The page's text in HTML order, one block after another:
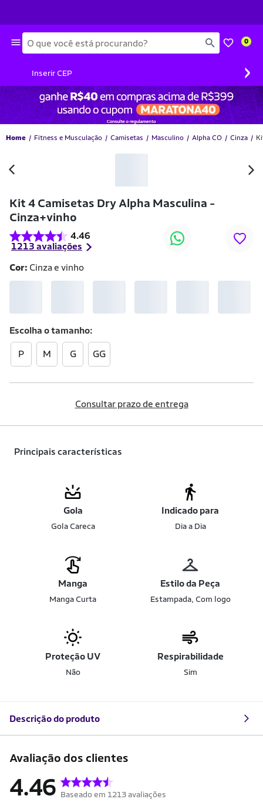
Busca 0
Inserir CEP ›
Home Fitness e Musculação Camisetas Masculino Alpha CO Cinza
Kit 4 Camisetas Dry Alpha Masculina -
Cinza+vinho
4.46
1213 avaliações
Cor: Cinza e vinho
Escolha otamanho
P M G GG
Consultar prazo de entrega
Principais características
Gola
Gola Careca
Indicado para
Dia a Dia
Manga
Manga Curta
Estilo da Peça
Estampada, Com logo
Proteção UV
Não
Respirabilidade
Sim
Descrição do produto
Avaliação dos clientes
4.46 Baseado em 1213 avaliações